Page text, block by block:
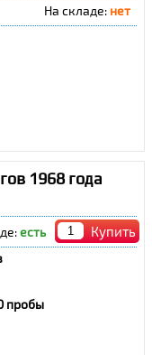
На складе: нет
1968 года
есть Купить
пробы